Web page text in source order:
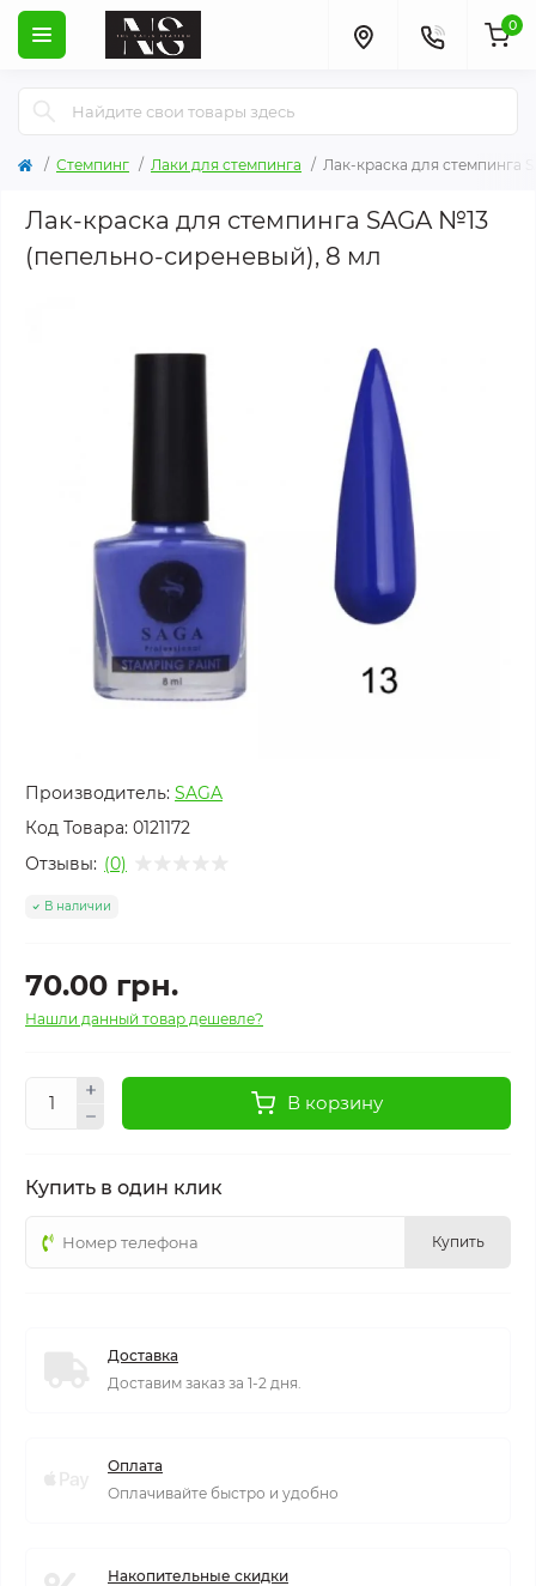
0
Стемпинг Лаки для стемпинга Лак-краска для стемпинга
Лак-краска для стемпинга SAGA №13
(пепельно-сиреневый), 8 мл
Производитель: SAGA
Код Товара: 0121172
Отзывы: (0)
В наличии
70.00 грн.
Нашли данный товар дешевле?
В корзину
Купить в один клик
Купить
Доставка
Доставим заказ за 1-2 дня.
Оплата
Оплачивайте быстро и удобно
Накопительные скидки